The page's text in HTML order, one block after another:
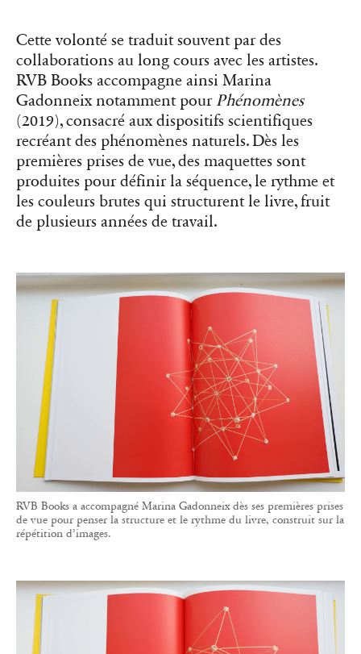
Cette volonté se traduit souvent par des
collaborations au long cours avec les artistes.
RVB Books accompagne ainsi Marina
Gadonneix notamment pour Phénomènes
(2019), consacré aux dispositifs scientifiques
recréant des phénomènes naturels. Dès les
premières prises de vue, des maquettes sont
produites pour définir la séquence, le rythme et
les couleurs brutes qui structurent le livre, fruit
de plusieurs années de travail.
RVB Books a accompagné Marina Gadonneix dès ses premières prises
de vue pour penser la structure et le rythme du livre, construit sur la
répétition d’images.